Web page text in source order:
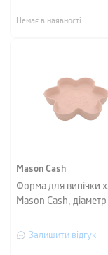
Немає в наявності
Mason Cash
Форма для випічки
Mason Cash,
Залишити відгук